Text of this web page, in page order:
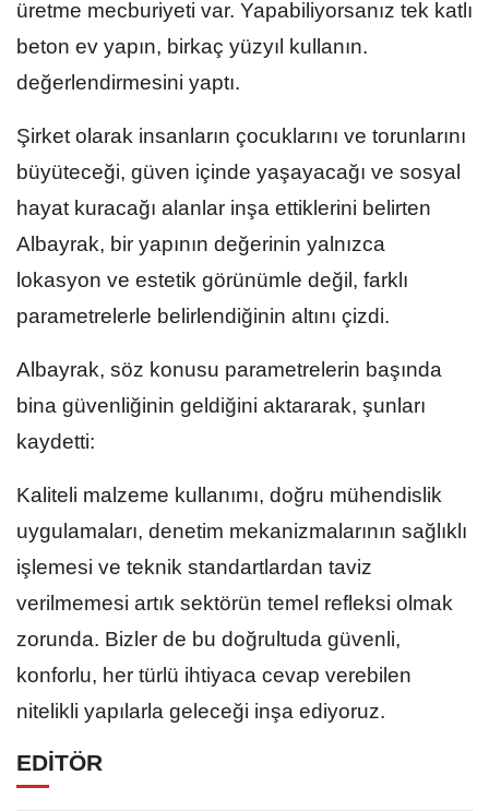
üretme mecburiyeti var. Yapabiliyorsanız tek katlı
beton ev yapın, birkaç yüzyıl kullanın.
değerlendirmesini yaptı.
Şirket olarak insanların çocuklarını ve torunlarını
büyüteceği, güven içinde yaşayacağı ve sosyal
hayat kuracağı alanlar inşa ettiklerini belirten
Albayrak, bir yapının değerinin yalnızca
lokasyon ve estetik görünümle değil, farklı
parametrelerle belirlendiğinin altını çizdi.
Albayrak, söz konusu parametrelerin başında
bina güvenliğinin geldiğini aktararak, şunları
kaydetti:
Kaliteli malzeme kullanımı, doğru mühendislik
uygulamaları, denetim mekanizmalarının sağlıklı
işlemesi ve teknik standartlardan taviz
verilmemesi artık sektörün temel refleksi olmak
zorunda. Bizler de bu doğrultuda güvenli,
konforlu, her türlü ihtiyaca cevap verebilen
nitelikli yapılarla geleceği inşa ediyoruz.
EDİTÖR